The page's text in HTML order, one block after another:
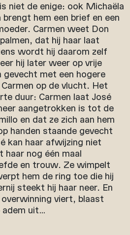
niet de enige: ook Michaëla
hem een brief en een
Carmen weet Don
dat hij haar laat
wordt hij daarom zelf
hij later weer op vrije
gevecht met een hogere
op de vlucht. Het
duur: Carmen laat José
aangetrokken is tot de
en dat ze zich aan hem
handen staande gevecht
kan haar afwijzing niet
haar nog één maal
en trouw. Ze wimpelt
hem de ring toe die hij
steekt hij haar neer. En
viert, blaast
adem uit…